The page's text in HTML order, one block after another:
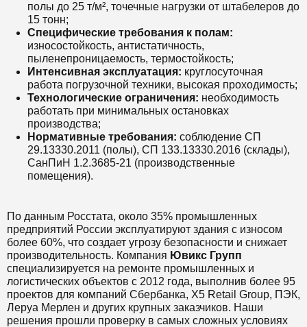
полы до 25 т/м², точечные нагрузки от штабелеров до
15 тонн;
Специфические требования к полам:
износостойкость, антистатичность,
пыленепроницаемость, термостойкость;
Интенсивная эксплуатация: круглосуточная
работа погрузочной техники, высокая проходимость;
Технологические ограничения: необходимость
работать при минимальных остановках
производства;
Нормативные требования: соблюдение СП
29.13330.2011 (полы), СП 133.13330.2016 (склады),
СанПиН 1.2.3685-21 (производственные
помещения).
По данным Росстата, около 35% промышленных
предприятий России эксплуатируют здания с износом
более 60%, что создает угрозу безопасности и снижает
производительность. Компания Ювикс Групп
специализируется на ремонте промышленных и
логистических объектов с 2012 года, выполнив более 95
проектов для компаний Сбербанка, X5 Retail Group, ПЭК,
Леруа Мерлен и других крупных заказчиков. Наши
решения прошли проверку в самых сложных условиях